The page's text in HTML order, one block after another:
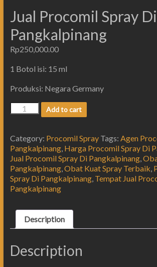
Jual Procomil Spray Di
Pangkalpinang
Rp250,000.00
1 Botol isi: 15 ml
Produksi: Negara Germany
Add to cart
Category: Procomil Spray Tags: Agen
Pangkalpinang, Harga Procomil Spray Di
Jual Procomil Spray Di Pangkalpinang,
Pangkalpinang,Obat Kuat Spray Terbaik,
Spray Di Pangkalpinang, Tempat Jual
Pangkalpinang
Description
Description